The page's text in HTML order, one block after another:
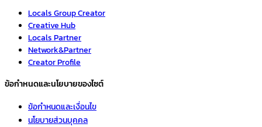
Locals Group Creator
Creative Hub
Locals Partner
Network&Partner
Creator Profile
ข้อกำหนดและนโยบายของไซต์
ข้อกำหนดและเงื่อนไข
นโยบายส่วนบุคคล